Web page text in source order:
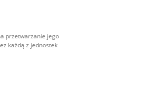
przetwarzanie jego
każdą z jednostek